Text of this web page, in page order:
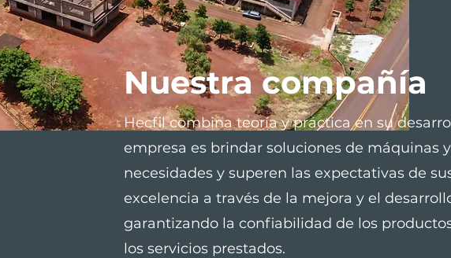
​Hecfil combina teoría y práctica en su
empresa es brindar soluciones de máquinas
necesidades y superen las expectativas de
excelencia a través de la mejora y el
garantizando la confiabilidad de los
los servicios prestados.
Nuestra compañía